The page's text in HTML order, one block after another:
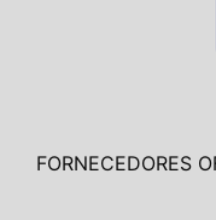
FORNECEDORES